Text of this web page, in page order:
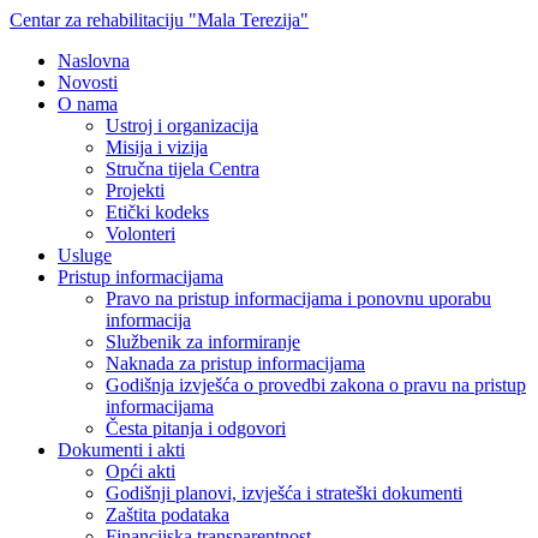
Centar za rehabilitaciju "Mala Terezija"
Naslovna
Novosti
O nama
Ustroj i organizacija
Misija i vizija
Stručna tijela Centra
Projekti
Etički kodeks
Volonteri
Usluge
Pristup informacijama
Pravo na pristup informacijama i ponovnu uporabu
informacija
Službenik za informiranje
Naknada za pristup informacijama
Godišnja izvješća o provedbi zakona o pravu na pristup
informacijama
Česta pitanja i odgovori
Dokumenti i akti
Opći akti
Godišnji planovi, izvješća i strateški dokumenti
Zaštita podataka